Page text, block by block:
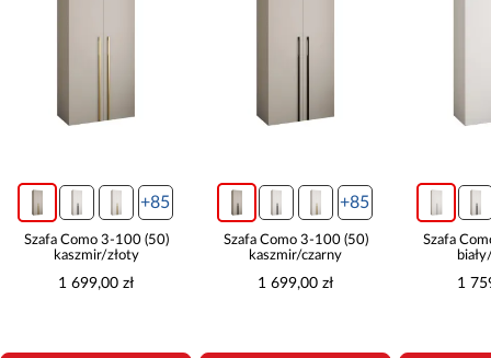
+85
Szafa Como 3-100 (50)
kaszmir/złoty
1 699,00 zł
+85
Szafa Como 3-100 (50)
kaszmir/czarny
1 699,00 zł
Szafa
1